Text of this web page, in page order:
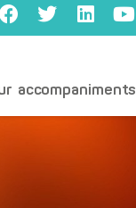
accompaniments